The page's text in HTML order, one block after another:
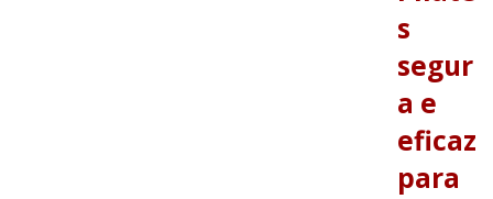
s
segur
a e
eficaz
para